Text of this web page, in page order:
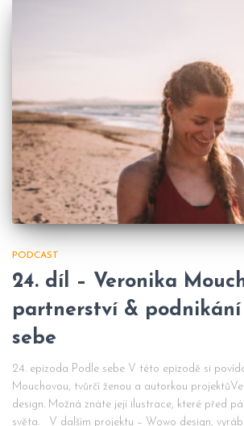
PODCAST
24. díl – Veronika
partnerství &
sebe
24. epizoda Podle sebe V této epizodě si
Mouchovou, tvůrčí ženou a autorkou
design. Možná znáte její ilustrace, které před
světa. V dalším projektu – Wowo design,